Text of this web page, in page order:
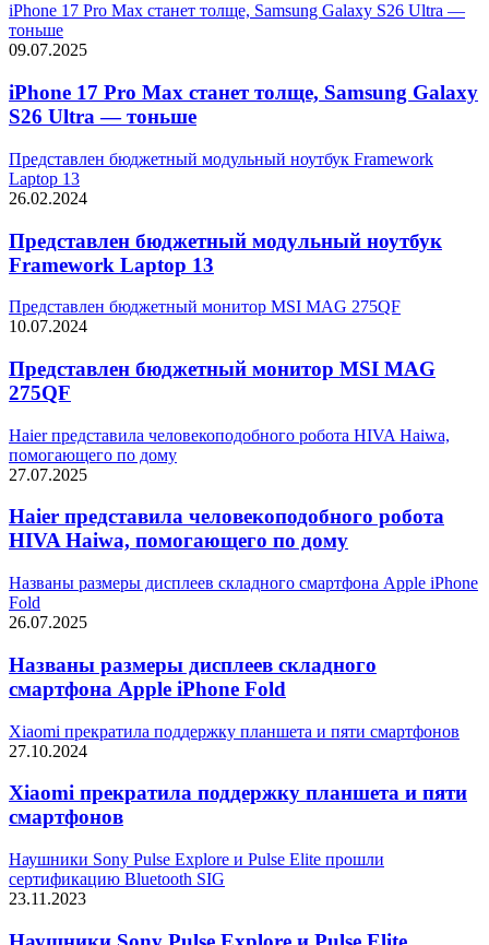
iPhone 17 Pro Max станет толще, Samsung Galaxy S26 Ultra —
тоньше
09.07.2025
iPhone 17 Pro Max станет толще, Samsung Galaxy
S26 Ultra — тоньше
Представлен бюджетный модульный ноутбук Framework
Laptop 13
26.02.2024
Представлен бюджетный модульный ноутбук
Framework Laptop 13
Представлен бюджетный монитор MSI MAG 275QF
10.07.2024
Представлен бюджетный монитор MSI MAG
275QF
Haier представила человекоподобного робота HIVA Haiwa,
помогающего по дому
27.07.2025
Haier представила человекоподобного робота
HIVA Haiwa, помогающего по дому
Названы размеры дисплеев складного смартфона Apple iPhone
Fold
26.07.2025
Названы размеры дисплеев складного
смартфона Apple iPhone Fold
Xiaomi прекратила поддержку планшета и пяти смартфонов
27.10.2024
Xiaomi прекратила поддержку планшета и пяти
смартфонов
Наушники Sony Pulse Explore и Pulse Elite прошли
сертификацию Bluetooth SIG
23.11.2023